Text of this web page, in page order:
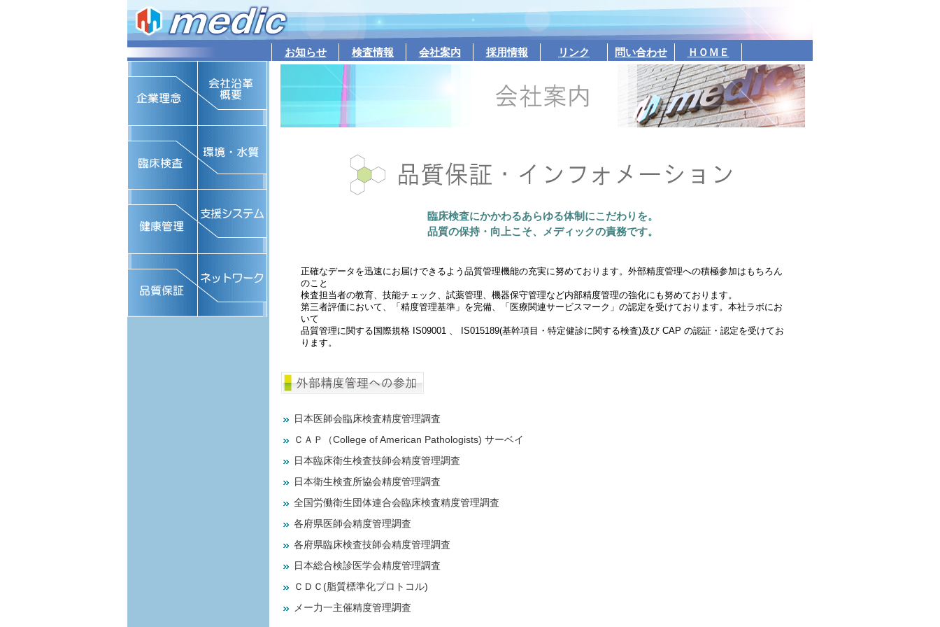
お知らせ 検査情報 会社案内 採用情報 リンク 問い合わせ ＨＯＭＥ
臨床検査にかかわるあらゆる体制にこだわりを。
品質の保持・向上こそ、メディックの責務です。
正確なデータを迅速にお届けできるよう品質管理機能の充実に努めております。外部精度管理への積極参加はもちろん
のこと
検査担当者の教育、技能チェック、試薬管理、機器保守管理など内部精度管理の強化にも努めております。
第三者評価において、「精度管理基準」を完備、「医療関連サービスマーク」の認定を受けております。本社ラボにお
いて
品質管理に関する国際規格 IS09001 、 IS015189(基幹項目・特定健診に関する検査)及び CAP の認証・認定を受けてお
ります。
日本医師会臨床検査精度管理調査
ＣＡＰ（College of American Pathologists) サーベイ
日本臨床衛生検査技師会精度管理調査
日本衛生検査所協会精度管理調査
全国労働衛生団体連合会臨床検査精度管理調査
各府県医師会精度管理調査
各府県臨床検査技師会精度管理調査
日本総合検診医学会精度管理調査
ＣＤＣ(脂質標準化プロトコル)
メー力一主催精度管理調査